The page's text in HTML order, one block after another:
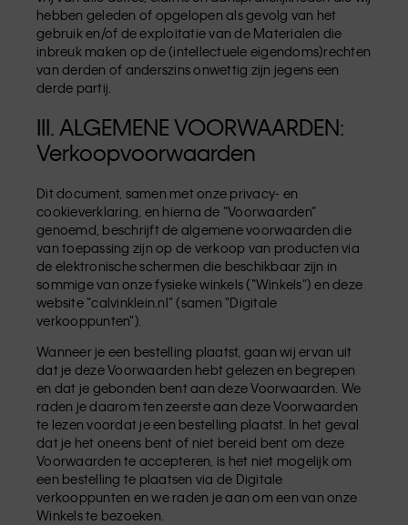
hebben geleden of opgelopen als gevolg van het
gebruik en/of de exploitatie van de Materialen die
inbreuk maken op de (intellectuele eigendoms)rechten
van derden of anderszins onwettig zijn jegens een
derde partij.
III. ALGEMENE VOORWAARDEN:
Verkoopvoorwaarden
Dit document, samen met onze privacy- en
cookieverklaring, en hierna de “Voorwaarden”
genoemd, beschrijft de algemene voorwaarden die
van toepassing zijn op de verkoop van producten via
de elektronische schermen die beschikbaar zijn in
sommige van onze fysieke winkels (“Winkels”) en deze
website “calvinklein.nl” (samen “Digitale
verkooppunten”).
Wanneer je een bestelling plaatst, gaan wij ervan uit
dat je deze Voorwaarden hebt gelezen en begrepen
en dat je gebonden bent aan deze Voorwaarden. We
raden je daarom ten zeerste aan deze Voorwaarden
te lezen voordat je een bestelling plaatst. In het geval
dat je het oneens bent of niet bereid bent om deze
Voorwaarden te accepteren, is het niet mogelijk om
een bestelling te plaatsen via de Digitale
verkooppunten en we raden je aan om een van onze
Winkels te bezoeken.